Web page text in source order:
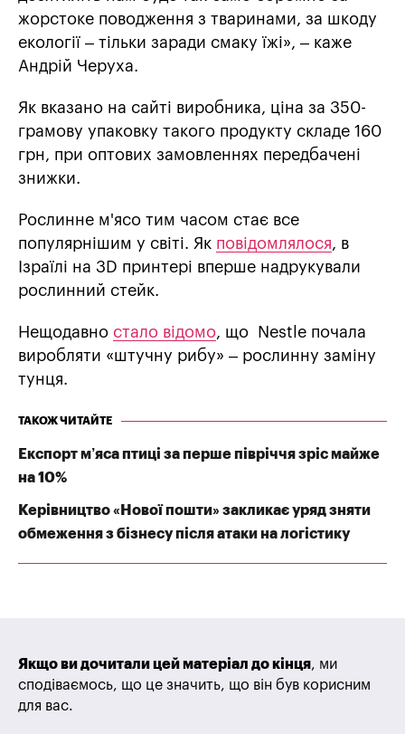
жорстоке поводження з тваринами, за шкоду
екології – тільки заради смаку їжі», – каже
Андрій Черуха.
Як вказано на сайті виробника, ціна за 350-
грамову упаковку такого продукту складе 160
грн, при оптових замовленнях передбачені
знижки.
Рослинне м'ясо тим часом стає все
популярнішим у світі. Як повідомлялося, в
Ізраїлі на 3D принтері вперше надрукували
рослинний стейк.
Нещодавно стало відомо, що Nestle почала
виробляти «штучну рибу» – рослинну заміну
тунця.
ТАКОЖ ЧИТАЙТЕ
Експорт м’яса птиці за перше півріччя зріс майже
на 10%
Керівництво «Нової пошти» закликає уряд зняти
обмеження з бізнесу після атаки на логістику
Якщо ви дочитали цей матеріал до кінця, ми
сподіваємось, що це значить, що він був корисним
для вас.